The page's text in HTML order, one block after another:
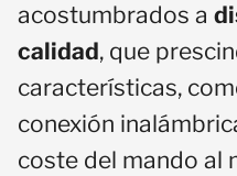
acostumbrados a
calidad, que
características,
conexión
coste del mando al